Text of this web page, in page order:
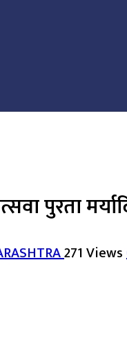
पुरता
271 Views